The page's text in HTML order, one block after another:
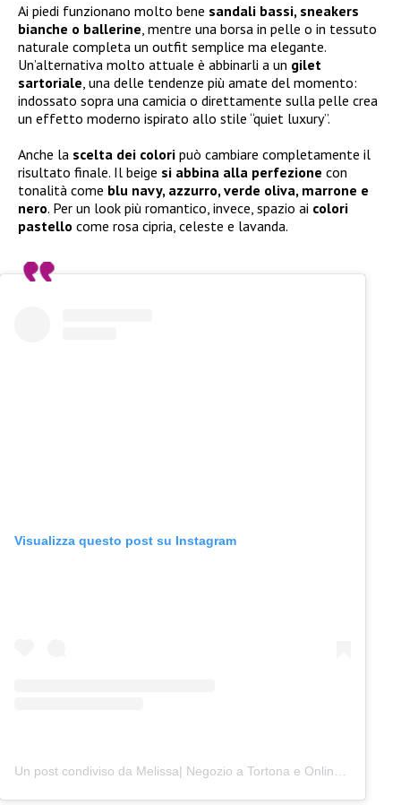
Ai piedi funzionano molto bene sandali bassi, sneakers
bianche o ballerine , mentre una borsa in pelle o in tessuto
naturale completa un outfit semplice ma elegante.
Un’alternativa molto attuale è abbinarli a un gilet
sartoriale , una delle tendenze più amate del momento:
indossato sopra una camicia o direttamente sulla pelle crea
un effetto moderno ispirato allo stile “quiet luxury”.
Anche la scelta dei colori può cambiare completamente il
risultato finale. Il beige si abbina alla perfezione con
tonalità come blu navy, azzurro, verde oliva, marrone e
nero. Per un look più romantico, invece, spazio ai colori
pastello come rosa cipria, celeste e lavanda.
Visualizza questo post su Instagram